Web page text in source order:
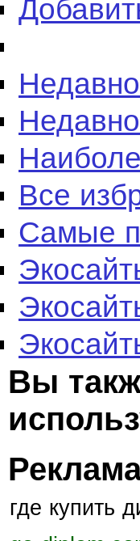
Все
Самые
Вы
где купить